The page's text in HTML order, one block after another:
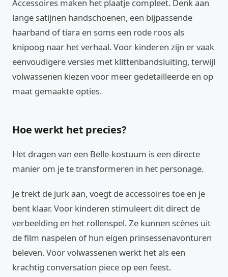
Accessoires maken het plaatje compleet. Denk aan
lange satijnen handschoenen, een bijpassende
haarband of tiara en soms een rode roos als
knipoog naar het verhaal. Voor kinderen zijn er vaak
eenvoudigere versies met klittenbandsluiting, terwijl
volwassenen kiezen voor meer gedetailleerde en op
maat gemaakte opties.
Hoe werkt het precies?
Het dragen van een Belle-kostuum is een directe
manier om je te transformeren in het personage.
Je trekt de jurk aan, voegt de accessoires toe en je
bent klaar. Voor kinderen stimuleert dit direct de
verbeelding en het rollenspel. Ze kunnen scènes uit
de film naspelen of hun eigen prinsessenavonturen
beleven. Voor volwassenen werkt het als een
krachtig conversation piece op een feest.